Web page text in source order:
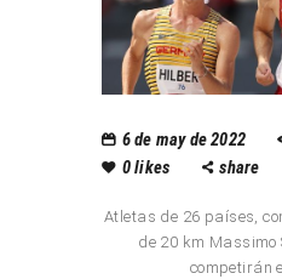
6 de may de 2022
0likes share
Atletas de 26 países,
de 20 km Massimo
competirán